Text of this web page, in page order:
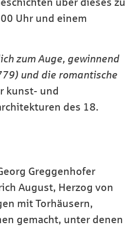
über dieses zu
Uhr und einem
zum Auge, gewinnend
und die romantische
kunst- und
des 18.
Greggenhofer
August, Herzog von
mit Torhäusern,
gemacht, unter denen